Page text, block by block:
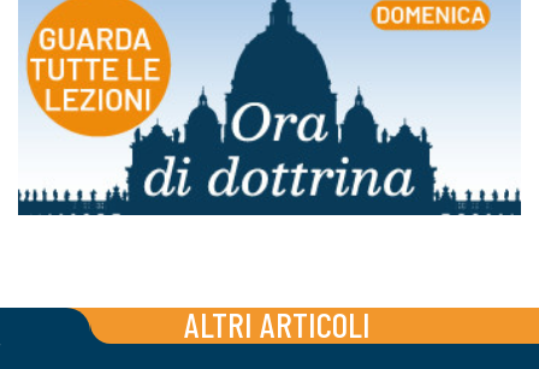
ALTRI ARTICOLI